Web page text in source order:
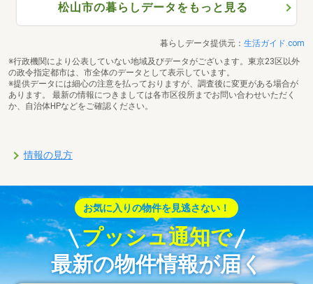
松山市の暮らしデータをもっと見る
暮らしデータ提供元： 生活ガイド.com
※行政機関により公表していない地域及びデータがございます。東京23区以外
の政令指定都市は、市全体のデータとして表示しています。
※提供データには細心の注意を払っておりますが、調査後に変更がある場合が
あります。 最新の情報につきましては各市区役所までお問い合わせいただく
か、自治体HPなどをご確認ください。
情報の見方
お気に入りの物件を見逃さない！
プッシュ通知で
最新の物件情報が届く